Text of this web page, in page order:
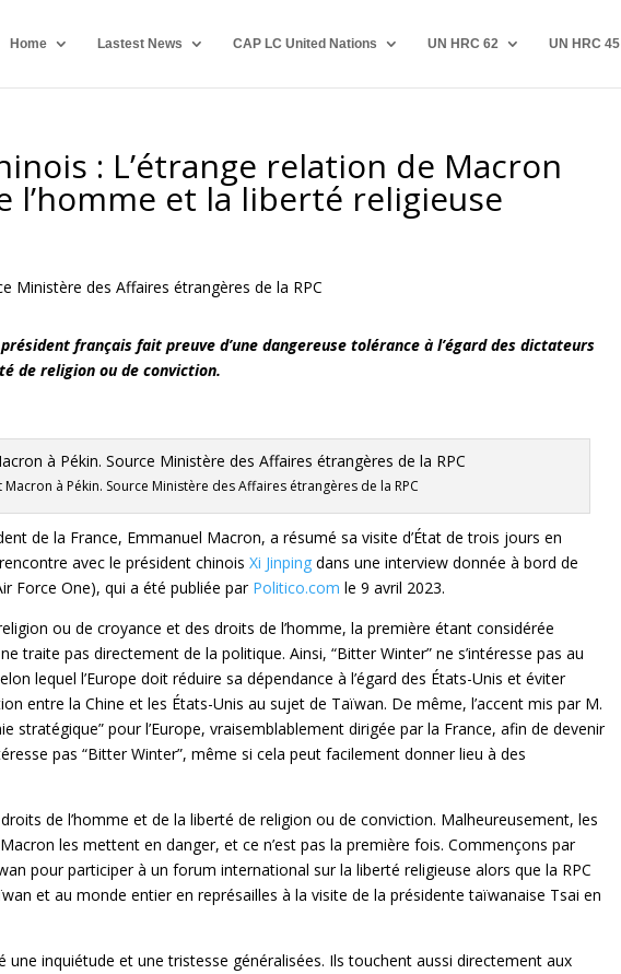
Home Lastest News CAP LC United Nations UN HRC 62 UN HRC 45
: L’étrange relation de Macron
l’homme et la liberté religieuse
français fait preuve d’une dangereuse tolérance à l’égard des dictateurs
de religion ou de conviction.
Macron à Pékin. Source Ministère des Affaires étrangères de la RPC
de la France, Emmanuel Macron, a résumé sa visite d’État de trois jours en
avec le président chinois Xi Jinping dans une interview donnée à bord de
Force One), qui a été publiée par Politico.com le 9 avril 2023.
ou de croyance et des droits de l’homme, la première étant considérée
traite pas directement de la politique. Ainsi, “Bitter Winter” ne s’intéresse pas au
lequel l’Europe doit réduire sa dépendance à l’égard des États-Unis et éviter
entre la Chine et les États-Unis au sujet de Taïwan. De même, l’accent mis par M.
stratégique” pour l’Europe, vraisemblablement dirigée par la France, afin de devenir
pas “Bitter Winter”, même si cela peut facilement donner lieu à des
de l’homme et de la liberté de religion ou de conviction. Malheureusement, les
les mettent en danger, et ce n’est pas la première fois. Commençons par
pour participer à un forum international sur la liberté religieuse alors que la RPC
et au monde entier en représailles à la visite de la présidente taïwanaise Tsai en
inquiétude et une tristesse généralisées. Ils touchent aussi directement aux